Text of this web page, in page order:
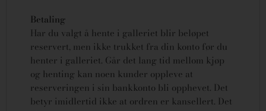
Betaling
Har du valgt å hente i galleriet blir beløpet
reservert, men ikke trukket fra din konto før du
henter i galleriet. Går det lang tid mellom kjøp
og henting kan noen kunder oppleve at
reserveringen i sin bankkonto bli opphevet. Det
betyr imidlertid ikke at ordren er kansellert. Det